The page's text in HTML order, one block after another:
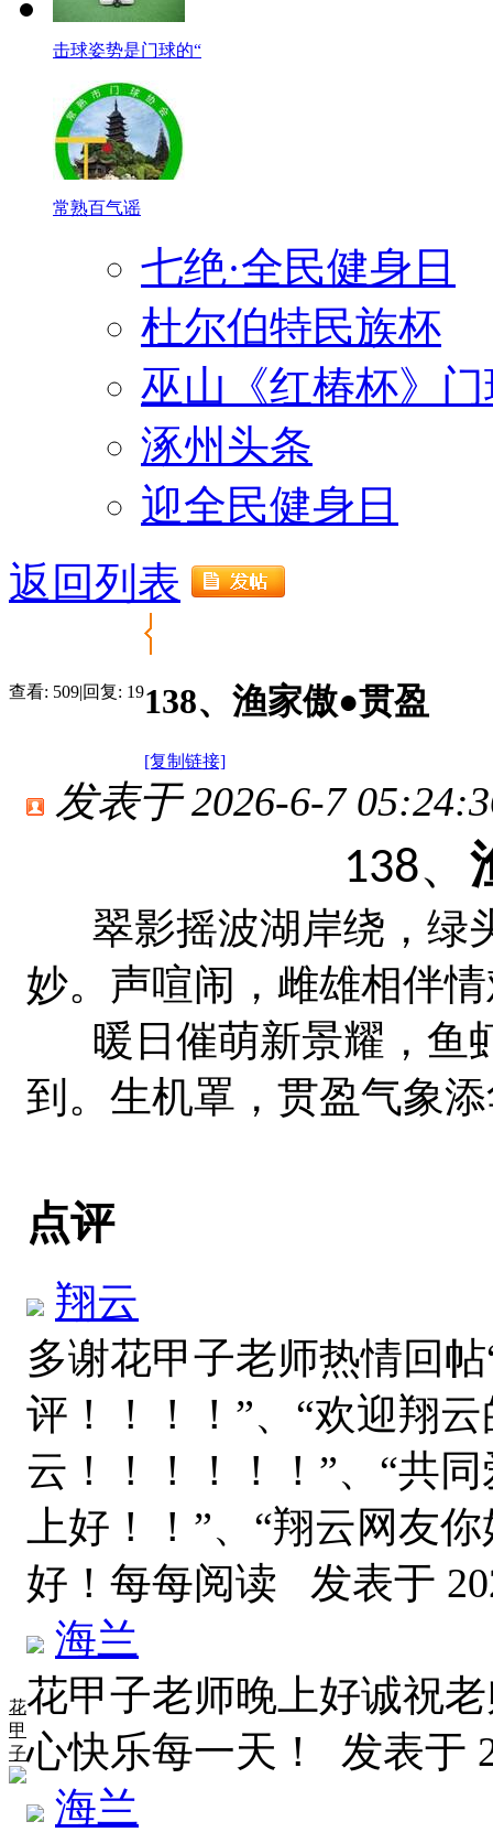
击球姿势是门球的“
常熟百气谣
七绝·全民健身日
杜尔伯特民族杯
巫山《红椿杯》
涿州头条
迎全民健身日
返回列表
查看: 509|回复: 19138、渔家傲●贯盈
[复制链接]
花
甲
子
发表于 2026-6-7
138、
翠影摇波湖岸绕，绿
妙。声喧闹，雌雄相伴
暖日催萌新景耀，鱼
到。生机罩，贯盈气象
点评
翔云
多谢花甲子老师热情回
评！！！！”、“欢迎翔
云！！！！！！”、“共
上好！！”、“翔云网友
好！每每阅读 发表于
海兰
花甲子老师晚上好诚祝
心快乐每一天！ 发表于
海兰